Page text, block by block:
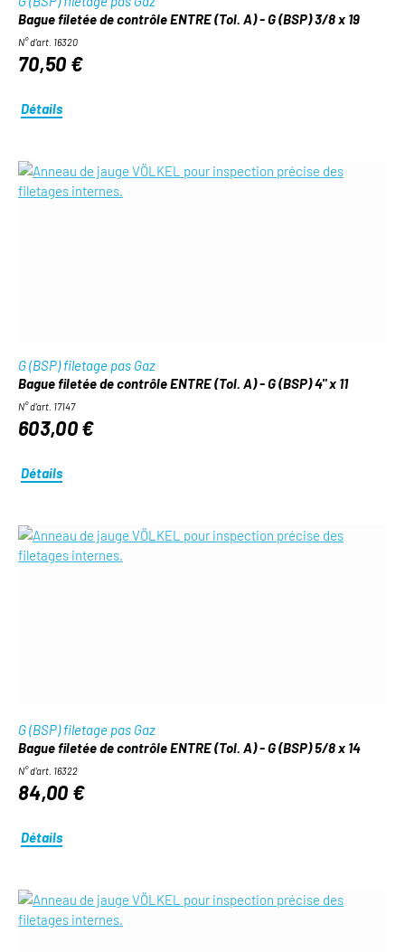
Bague filetée de contrôle ENTRE (Tol. A) - G (BSP) 3/8 x 19
N° d'art. 16320
70,50 €
Détails
G (BSP) filetage pas Gaz
Bague filetée de contrôle ENTRE (Tol. A) - G (BSP) 4" x 11
N° d'art. 17147
603,00 €
Détails
G (BSP) filetage pas Gaz
Bague filetée de contrôle ENTRE (Tol. A) - G (BSP) 5/8 x 14
N° d'art. 16322
84,00 €
Détails